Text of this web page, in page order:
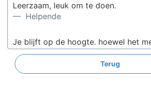
Leerzaam, leuk om te doen.
— Helpende
Je blijft op de hoogte. hoewel het
gerelateerde vragen zijn.
— Medewerker VVT
Terug